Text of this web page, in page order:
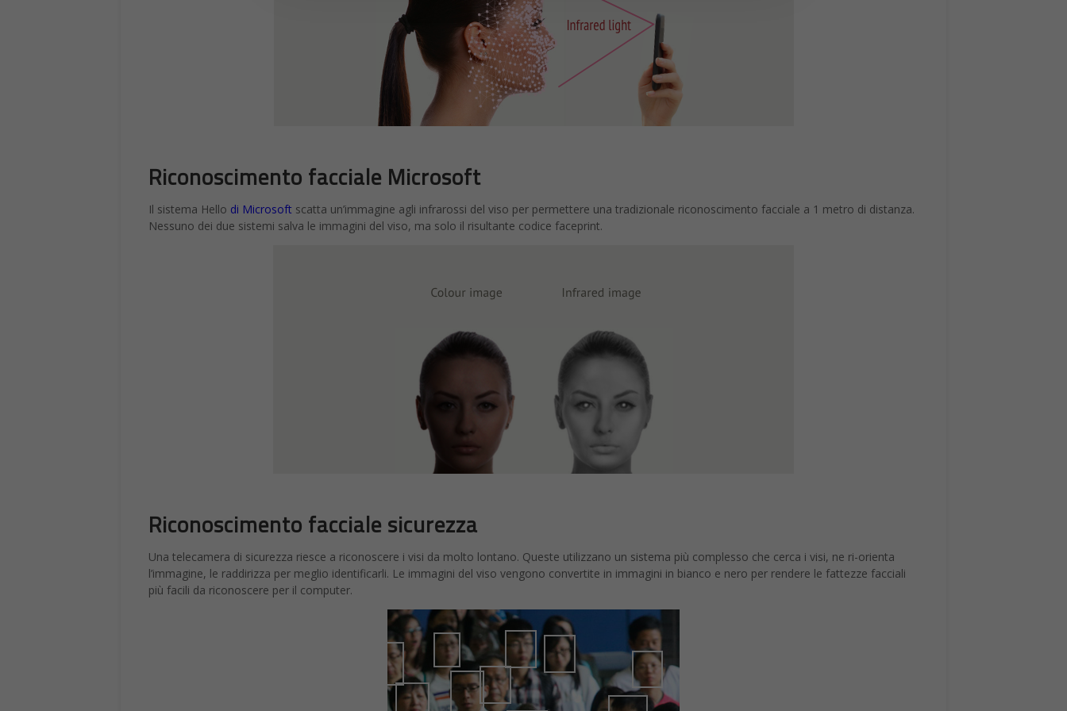
Riconoscimento facciale Microsoft
Il sistema Hello di Microsoft scatta un’immagine agli infrarossi del viso per permettere una tradizionale riconoscimento facciale a 1 metro di distanza.
Nessuno dei due sistemi salva le immagini del viso, ma solo il risultante codice faceprint.
Riconoscimento facciale sicurezza
Una telecamera di sicurezza riesce a riconoscere i visi da molto lontano. Queste utilizzano un sistema più complesso che cerca i visi, ne ri-orienta
l’immagine, le raddirizza per meglio identificarli. Le immagini del viso vengono convertite in immagini in bianco e nero per rendere le fattezze facciali
più facili da riconoscere per il computer.